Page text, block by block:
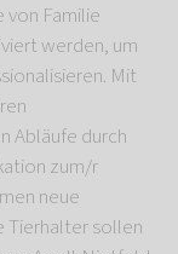
von Familie
werden, um
Mit
Abläufe durch
zum/r
neue
Tierhalter sollen